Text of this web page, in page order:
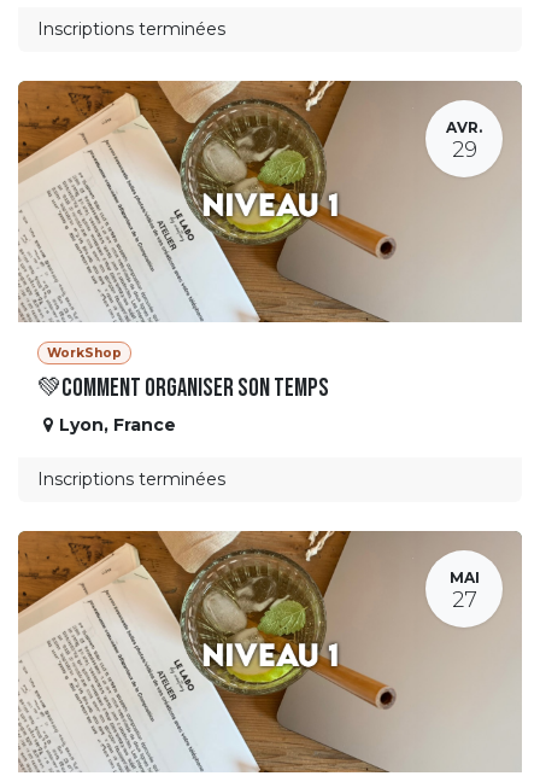
Inscriptions terminées
AVR.
29
WorkShop
💚Comment organiser son temps
Lyon, France
Inscriptions terminées
MAI
27